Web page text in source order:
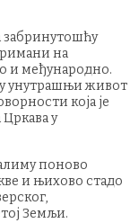
забринутошћу
на
и међународно.
унутрашњи живот
која је
у
поново
и њихово стадо
Земљи.